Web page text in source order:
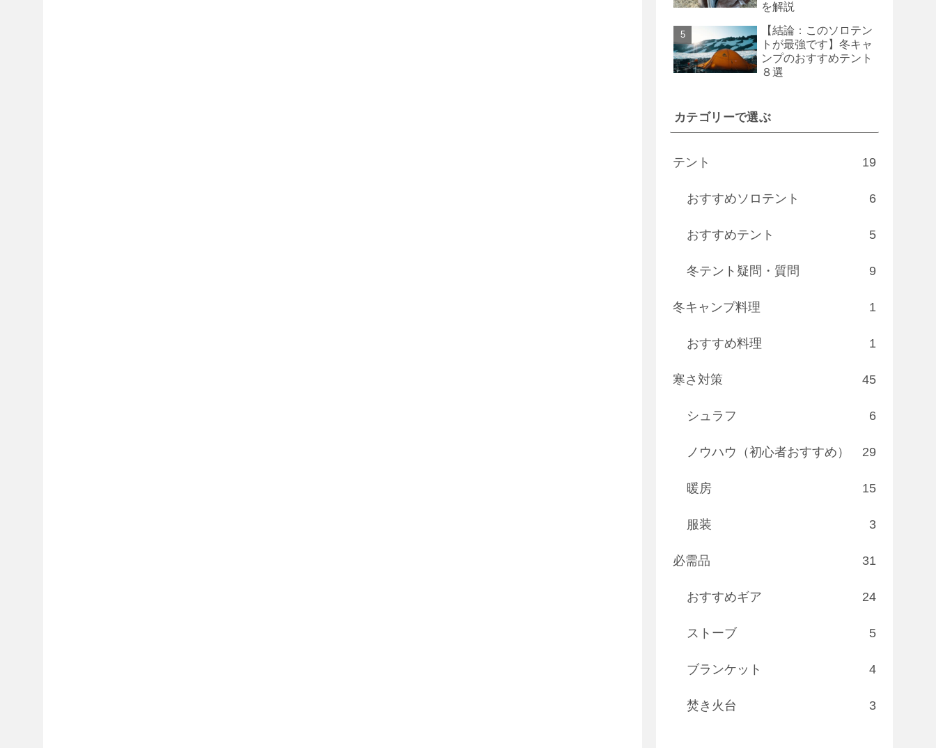
を解説
【結論：このソロテン
トが最強です】冬キャ
ンプのおすすめテント
８選
カテゴリーで選ぶ
テント 19
おすすめソロテント 6
おすすめテント 5
冬テント疑問・質問 9
冬キャンプ料理 1
おすすめ料理 1
寒さ対策 45
シュラフ 6
ノウハウ（初心者おすすめ） 29
暖房 15
服装 3
必需品 31
おすすめギア 24
ストーブ 5
ブランケット 4
焚き火台 3